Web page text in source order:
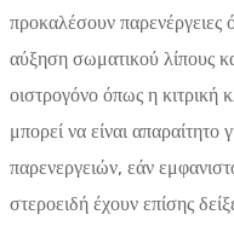
προκαλέσουν
αύξηση σωματικού λίπους
οιστρογόνο όπως η κιτρική
μπορεί να είναι
παρενεργειών, εάν
στεροειδή έχουν επίσης